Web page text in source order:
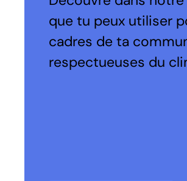
que tu peux utiliser
cadres de ta
respectueuses du